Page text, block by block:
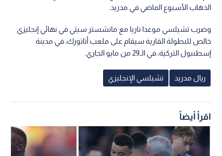
الذهاب الأسبوع الماضي في مدريد.
وضرب تشيلسي موعدا ناريا مع مانشستر سيتي في نهائي إنجليزي
خالص للبطولة القارية سيقام على ملعب أتاتورك، في مدينة
إسطنبول التركية، في الـ29 من مايو الجاري.
ريال مدريد تشيلسي الإنجليزي
اقرأ أيضاً